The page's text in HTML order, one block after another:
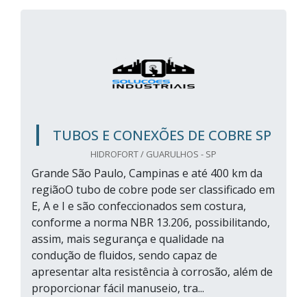
TUBOS E CONEXÕES DE COBRE SP
HIDROFORT / GUARULHOS - SP
Grande São Paulo, Campinas e até 400 km da
regiãoO tubo de cobre pode ser classificado em
E, A e I e são confeccionados sem costura,
conforme a norma NBR 13.206, possibilitando,
assim, mais segurança e qualidade na
condução de fluidos, sendo capaz de
apresentar alta resistência à corrosão, além de
proporcionar fácil manuseio, tra...